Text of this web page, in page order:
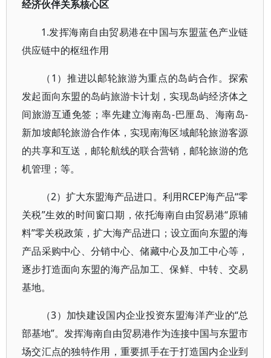
经济伙伴关系核心区
1.发挥海南自由贸易港在中国与东盟蓝色产业链
供应链中的枢纽作用
（1）推进以邮轮旅游为重点的岛屿合作。探索
发起面向东盟的岛屿旅游卡计划，实现岛屿经济体之
间旅游互通免签；率先建立海南岛-巴厘岛、海南岛-
新加坡邮轮旅游合作体，实现南海区域邮轮旅游客源
的共享和互送，邮轮航线的联合营销，邮轮旅游的危
机管理；等。
（2）扩大东盟海产品进口。利用RCEP海产品“零
关税”生效的时间窗口期，依托海南自由贸易港“原辅
料”零关税政策，扩大海产品进口；设立面向东盟的海
产品采购中心、分销中心、储藏中心及加工中心等，
逐步打造面向东盟的海产品加工、保鲜、中转、交易
基地。
（3）加快建设国内企业投资东盟海洋产业的“总
部基地”。发挥海南自由贸易港作为连接中国与东盟市
场交汇点的独特作用，重要抓手在于打造国内企业到